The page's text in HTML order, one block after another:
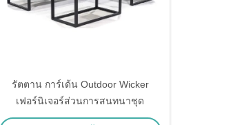
รัตตาน การ์เด้น Outdoor Wicker
เฟอร์นิเจอร์ส่วนการสนทนาชุด